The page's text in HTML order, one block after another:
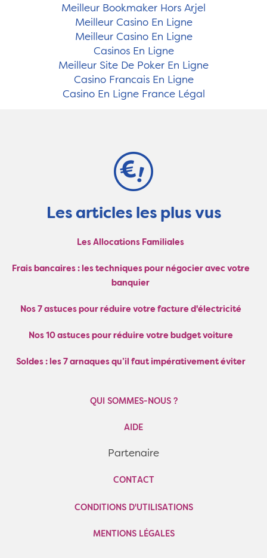
Meilleur Bookmaker Hors Arjel
Meilleur Casino En Ligne
Meilleur Casino En Ligne
Casinos En Ligne
Meilleur Site De Poker En Ligne
Casino Francais En Ligne
Casino En Ligne France Légal
Les articles les plus vus
Les Allocations Familiales
Frais bancaires : les techniques pour négocier avec votre
banquier
Nos 7 astuces pour réduire votre facture d'électricité
Nos 10 astuces pour réduire votre budget voiture
Soldes : les 7 arnaques qu’il faut impérativement éviter
QUI SOMMES-NOUS ?
AIDE
Partenaire
CONTACT
CONDITIONS D'UTILISATIONS
MENTIONS LÉGALES